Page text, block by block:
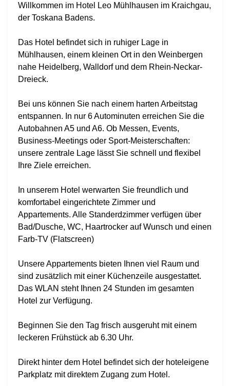
Willkommen im Hotel Leo Mühlhausen im Kraichgau,
der Toskana Badens.
Das Hotel befindet sich in ruhiger Lage in
Mühlhausen, einem kleinen Ort in den Weinbergen
nahe Heidelberg, Walldorf und dem Rhein-Neckar-
Dreieck.
Bei uns können Sie nach einem harten Arbeitstag
entspannen. In nur 6 Autominuten erreichen Sie die
Autobahnen A5 und A6. Ob Messen, Events,
Business-Meetings oder Sport-Meisterschaften:
unsere zentrale Lage lässt Sie schnell und flexibel
Ihre Ziele erreichen.
In unserem Hotel werwarten Sie freundlich und
komfortabel eingerichtete Zimmer und
Appartements. Alle Standerdzimmer verfügen über
Bad/Dusche, WC, Haartrocker auf Wunsch und einen
Farb-TV (Flatscreen)
Unsere Appartements bieten Ihnen viel Raum und
sind zusätzlich mit einer Küchenzeile ausgestattet.
Das WLAN steht Ihnen 24 Stunden im gesamten
Hotel zur Verfügung.
Beginnen Sie den Tag frisch ausgeruht mit einem
leckeren Frühstück ab 6.30 Uhr.
Direkt hinter dem Hotel befindet sich der hoteleigene
Parkplatz mit direktem Zugang zum Hotel.